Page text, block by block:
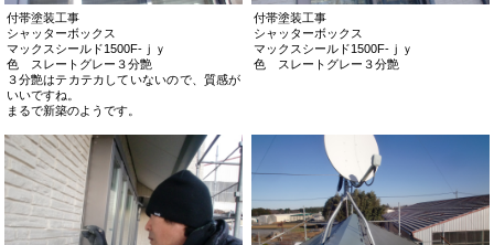
付帯塗装工事
シャッターボックス
マックスシールド1500F-ｊｙ
色 スレートグレー３分艶
３分艶はテカテカしていないので、質感が
いいですね。
まるで新築のようです。
付帯塗装工事
シャッターボックス
マックスシールド1500F-ｊｙ
色 スレートグレー３分艶